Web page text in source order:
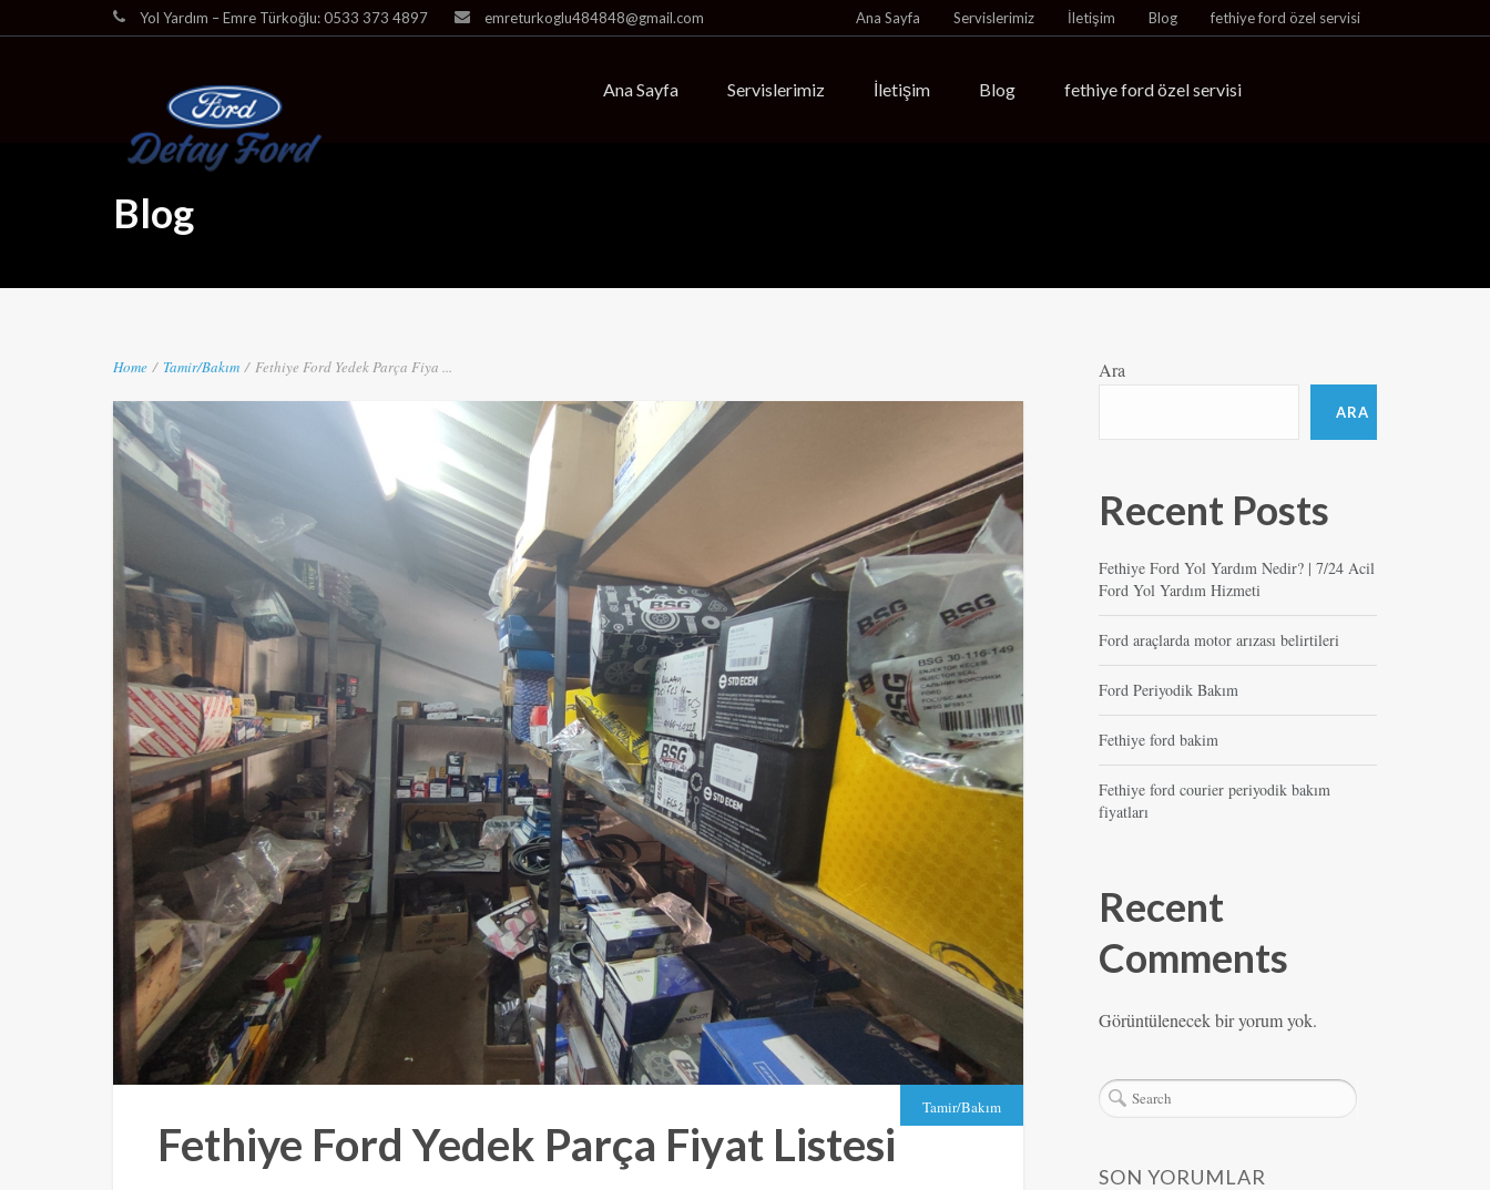
Yol Yardım – Emre Türkoğlu: 0533 373 4897 emreturkoglu484848@gmail.com Ana Sayfa Servislerimiz İletişim Blog fethiye ford özel servisi
Ana Sayfa Servislerimiz İletişim Blog fethiye ford özel servisi
Blog
Home / Tamir/Bakım / Fethiye Ford Yedek Parça Fiya ...
Tamir/Bakım
Fethiye Ford Yedek Parça Fiyat Listesi
Ara
ARA
Recent Posts
Fethiye Ford Yol Yardım Nedir? | 7/24 Acil
Ford Yol Yardım Hizmeti
Ford araçlarda motor arızası belirtileri
Ford Periyodik Bakım
Fethiye ford bakim
Fethiye ford courier periyodik bakım
fiyatları
Recent
Comments
Görüntülenecek bir yorum yok.
SON YORUMLAR